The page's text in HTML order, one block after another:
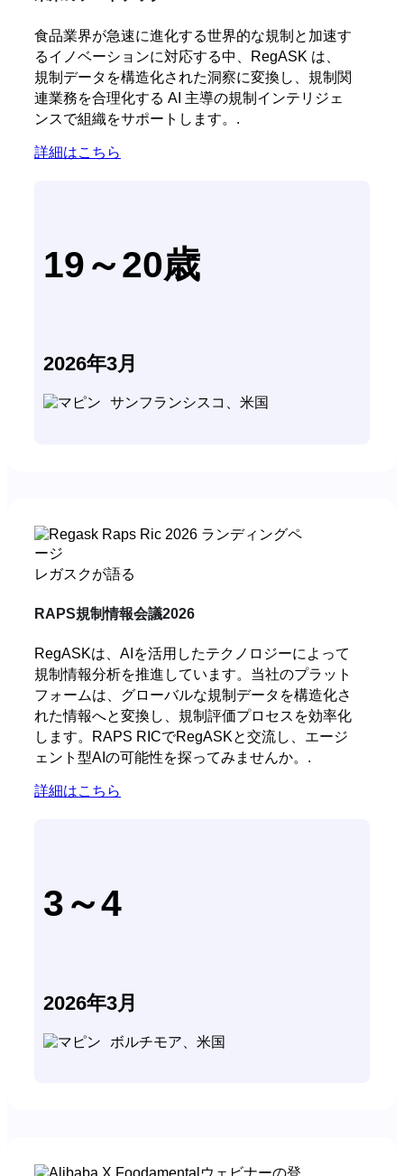
食品業界が急速に進化する世界的な規制と加速す
るイノベーションに対応する中、RegASK は、
規制データを構造化された洞察に変換し、規制関
連業務を合理化する AI 主導の規制インテリジェ
ンスで組織をサポートします。.
詳細はこちら
19～20歳
2026年3月
サンフランシスコ、米国
レガスクが語る
RAPS規制情報会議2026
RegASKは、AIを活用したテクノロジーによって
規制情報分析を推進しています。当社のプラット
フォームは、グローバルな規制データを構造化さ
れた情報へと変換し、規制評価プロセスを効率化
します。RAPS RICでRegASKと交流し、エージ
ェント型AIの可能性を探ってみませんか。.
詳細はこちら
3～4
2026年3月
ボルチモア、米国